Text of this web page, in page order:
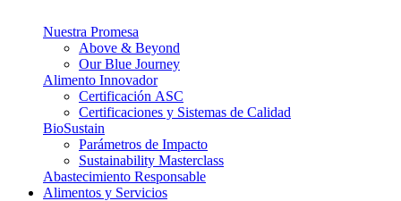
Nuestra Promesa
Above & Beyond
Our Blue Journey
Alimento Innovador
Certificación ASC
Certificaciones y Sistemas de Calidad
BioSustain
Parámetros de Impacto
Sustainability Masterclass
Abastecimiento Responsable
Alimentos y Servicios